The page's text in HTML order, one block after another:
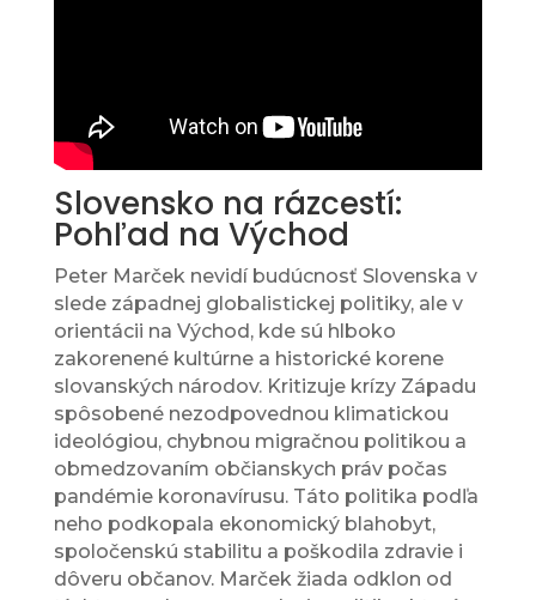
Slovensko na rázcestí:
Pohľad na Východ
Peter Marček nevidí budúcnosť Slovenska v
slede západnej globalistickej politiky, ale v
orientácii na Východ, kde sú hlboko
zakorenené kultúrne a historické korene
slovanských národov. Kritizuje krízy Západu
spôsobené nezodpovednou klimatickou
ideológiou, chybnou migračnou politikou a
obmedzovaním občianskych práv počas
pandémie koronavírusu. Táto politika podľa
neho podkopala ekonomický blahobyt,
spoločenskú stabilitu a poškodila zdravie i
dôveru občanov. Marček žiada odklon od